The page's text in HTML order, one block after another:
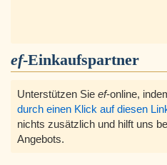
ef-Einkaufspartner
Unterstützen Sie ef-online,
durch einen Klick auf diesen
nichts zusätzlich und hilft uns
Angebots.